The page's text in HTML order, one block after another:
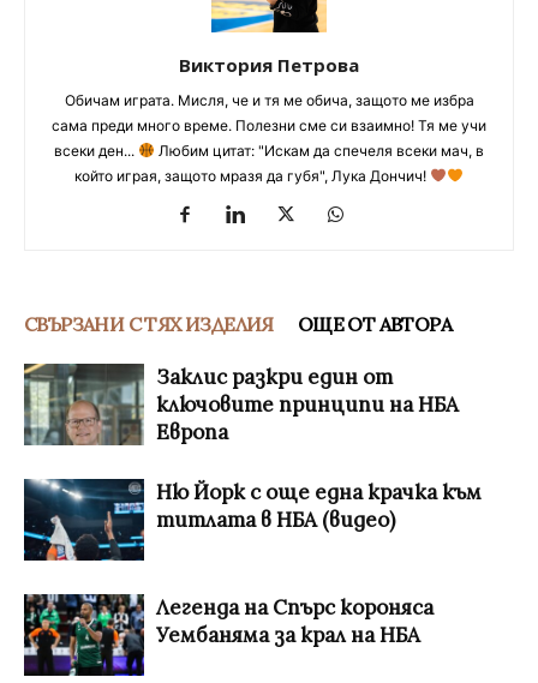
Виктория Петрова
Обичам играта. Мисля, че и тя ме обича, защото ме избра
сама преди много време. Полезни сме си взаимно! Тя ме учи
всеки ден...
Любим цитат: "Искам да спечеля всеки мач, в
който играя, защото мразя да губя", Лука Дончич!
СВЪРЗАНИ С ТЯХ ИЗДЕЛИЯ ОЩЕ ОТ АВТОРА
Заклис разкри един от
ключовите принципи на НБА
Европа
Ню Йорк с още една крачка към
титлата в НБА (видео)
Легенда на Спърс короняса
Уембаняма за крал на НБА